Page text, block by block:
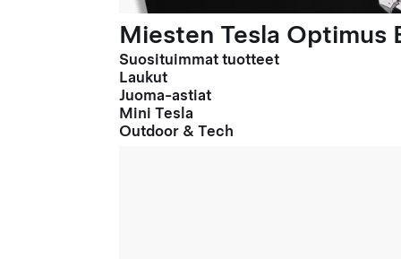
Miesten Tesla
Suosituimmat tuotteet
Laukut
Juoma-astiat
Mini Tesla
Outdoor & Tech